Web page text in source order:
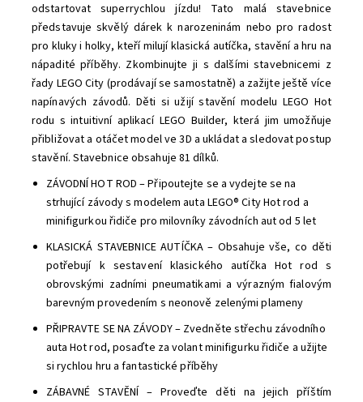
odstartovat superrychlou jízdu! Tato malá stavebnice
představuje skvělý dárek k narozeninám nebo pro radost
pro kluky i holky, kteří milují klasická autíčka, stavění a hru na
nápadité příběhy. Zkombinujte ji s dalšími stavebnicemi z
řady LEGO City (prodávají se samostatně) a zažijte ještě více
napínavých závodů. Děti si užijí stavění modelu LEGO Hot
rodu s intuitivní aplikací LEGO Builder, která jim umožňuje
přibližovat a otáčet model ve 3D a ukládat a sledovat postup
stavění. Stavebnice obsahuje 81 dílků.
ZÁVODNÍ HOT ROD – Připoutejte se a vydejte se na
strhující závody s modelem auta LEGO® City Hot rod a
minifigurkou řidiče pro milovníky závodních aut od 5 let
KLASICKÁ STAVEBNICE AUTÍČKA – Obsahuje vše, co děti
potřebují k sestavení klasického autíčka Hot rod s
obrovskými zadními pneumatikami a výrazným fialovým
barevným provedením s neonově zelenými plameny
PŘIPRAVTE SE NA ZÁVODY – Zvedněte střechu závodního
auta Hot rod, posaďte za volant minifigurku řidiče a užijte
si rychlou hru a fantastické příběhy
ZÁBAVNÉ STAVĚNÍ – Proveďte děti na jejich příštím